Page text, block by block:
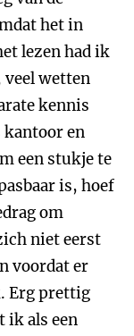
het in
lezen had ik
veel wetten
kennis
kantoor en
een stukje te
is, hoef
om
niet eerst
voordat er
Erg prettig
ik als een